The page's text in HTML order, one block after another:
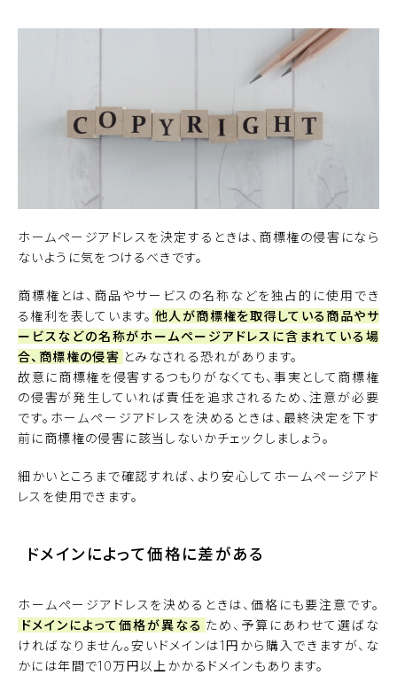
ホームページアドレスを決定するときは、商標権の侵害になら
ないように気をつけるべきです。
商標権とは、商品やサービスの名称などを独占的に使用でき
る権利を表しています。 他人が商標権を取得している商品やサ
ービスなどの名称がホームページアドレスに含まれている場
合、商標権の侵害 とみなされる恐れがあります。
故意に商標権を侵害するつもりがなくても、事実として商標権
の侵害が発生していれば責任を追求されるため、注意が必要
です。ホームページアドレスを決めるときは、最終決定を下す
前に商標権の侵害に該当しないかチェックしましょう。
細かいところまで確認すれば、より安心してホームページアド
レスを使用できます。
ドメインによって価格に差がある
ホームページアドレスを決めるときは、価格にも要注意です。
ドメインによって価格が異なる ため、予算にあわせて選ばな
ければなりません。安いドメインは1円から購入できますが、な
かには年間で10万円以上かかるドメインもあります。